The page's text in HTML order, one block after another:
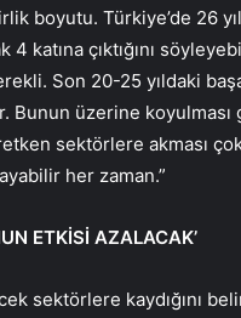
boyutu. Türkiye’de 26
4 katına çıktığını
Son 20-25 yıldaki
Bunun üzerine
sektörlere akması
her zaman.”
ETKİSİ AZALACAK’
sektörlere kaydığını